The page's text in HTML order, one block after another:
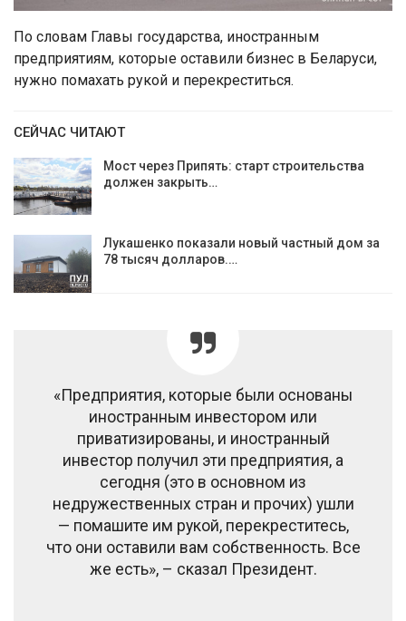
По словам Главы государства, иностранным
предприятиям, которые оставили бизнес в Беларуси,
нужно помахать рукой и перекреститься.
СЕЙЧАС ЧИТАЮТ
Мост через Припять: старт строительства
должен закрыть…
Лукашенко показали новый частный дом за
78 тысяч долларов.…
«Предприятия, которые были основаны
иностранным инвестором или
приватизированы, и иностранный
инвестор получил эти предприятия, а
сегодня (это в основном из
недружественных стран и прочих) ушли
— помашите им рукой, перекреститесь,
что они оставили вам собственность. Все
же есть», – сказал Президент.